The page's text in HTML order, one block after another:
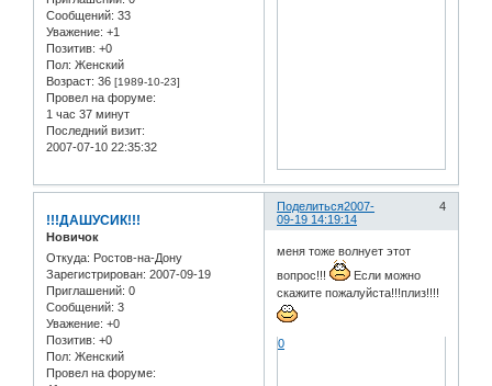
Сообщений: 33
Уважение: +1
Позитив: +0
Пол: Женский
Возраст: 36 [1989-10-23]
Провел на форуме:
1 час 37 минут
Последний визит:
2007-07-10 22:35:32
Поделиться 4
2007-
09-19 14:19:14
!!!ДАШУСИК!!!
Новичок
Откуда: Ростов-на-Дону
Зарегистрирован: 2007-09-19
Приглашений: 0
Сообщений: 3
Уважение: +0
Позитив: +0
Пол: Женский
Провел на форуме:
меня тоже волнует этот
вопрос!!!
Если можно
скажите пожалуйста!!!плиз!!!!
0